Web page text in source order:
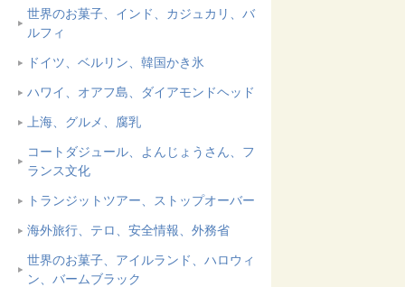
世界のお菓子、インド、カジュカリ、バ
ルフィ
ドイツ、ベルリン、韓国かき氷
ハワイ、オアフ島、ダイアモンドヘッド
上海、グルメ、腐乳
コートダジュール、よんじょうさん、フ
ランス文化
トランジットツアー、ストップオーバー
海外旅行、テロ、安全情報、外務省
世界のお菓子、アイルランド、ハロウィ
ン、バームブラック